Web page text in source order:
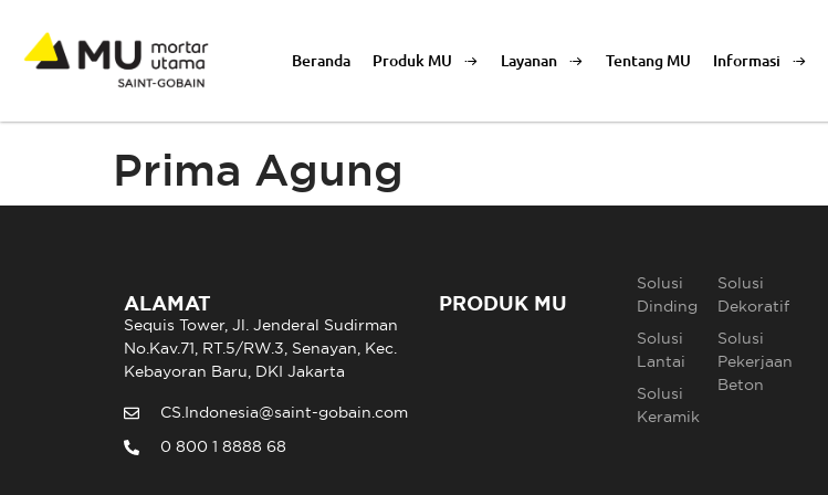
Beranda Produk MU Layanan Tentang MU Informasi
Prima Agung
ALAMAT
Sequis Tower, Jl. Jenderal Sudirman
No.Kav.71, RT.5/RW.3, Senayan, Kec.
Kebayoran Baru, DKI Jakarta
CS.Indonesia@saint-gobain.com
0 800 1 8888 68
PRODUK MU
Solusi
Dinding
Solusi
Lantai
Solusi
Keramik
Solusi
Dekoratif
Solusi
Pekerjaan
Beton